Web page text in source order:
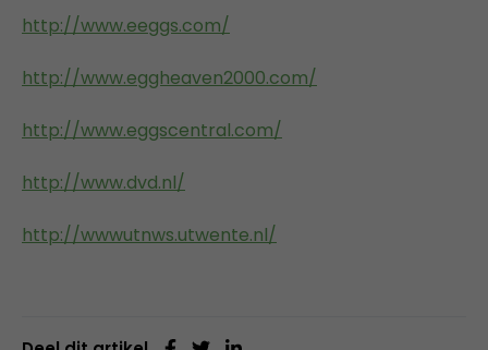
http://www.eeggs.com/
http://www.eggheaven2000.com/
http://www.eggscentral.com/
http://www.dvd.nl/
http://wwwutnws.utwente.nl/